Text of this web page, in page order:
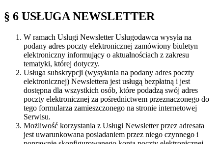
§ 6 USŁUGA NEWSLETTER
W ramach Usługi Newsletter Usługodawca wysyła na
podany adres poczty elektronicznej zamówiony biuletyn
elektroniczny informujący o aktualnościach z zakresu
tematyki, której dotyczy.
Usługa subskrypcji (wysyłania na podany adres poczty
elektronicznej) Newslettera jest usługą bezpłatną i jest
dostępna dla wszystkich osób, które podadzą swój adres
poczty elektronicznej za pośrednictwem przeznaczonego do
tego formularza zamieszczonego na stronie internetowej
Serwisu.
Możliwość korzystania z Usługi Newsletter przez adresata
jest uwarunkowana posiadaniem przez niego czynnego i